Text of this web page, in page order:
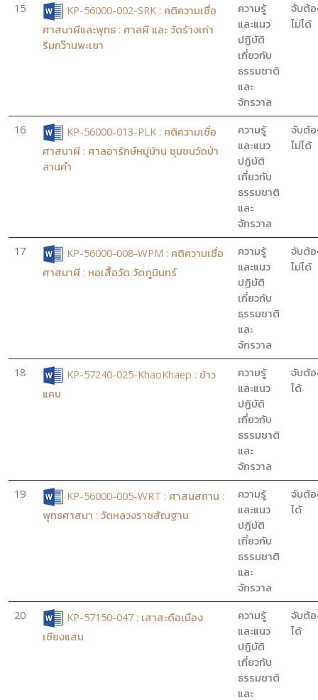
15
KP-56000-002-SRK : คติความเชื่อ
ศาสนาผีและพุทธ : ศาลผี และ วัดร้างเก่า
ริมกว๊านพะเยา
ความรู้
และแนว
ปฏิบัติ
เกี่ยวกับ
ธรรมชาติ
และ
จักรวาล
จับต้
ไม่ได้
16
KP-56000-013-PLK : คติความเชื่อ
ศาสนาผี : ศาลอารักษ์หมู่บ้าน ชุมชนวัดป่า
ลานคำ
ความรู้
และแนว
ปฏิบัติ
เกี่ยวกับ
ธรรมชาติ
และ
จักรวาล
จับต้
ไม่ได้
17
KP-56000-008-WPM : คติความเชื่อ
ศาสนาผี : หอเสื้อวัด วัดภูมินทร์
ความรู้
และแนว
ปฏิบัติ
เกี่ยวกับ
ธรรมชาติ
และ
จักรวาล
จับต้
ไม่ได้
18
KP-57240-025-KhaoKhaep : ข้าว
แคบ
ความรู้
และแนว
ปฏิบัติ
เกี่ยวกับ
ธรรมชาติ
และ
จักรวาล
จับต้
ได้
19
KP-56000-005-WRT : ศาสนสถาน :
พุทธศาสนา : วัดหลวงราชสัณฐาน
ความรู้
และแนว
ปฏิบัติ
เกี่ยวกับ
ธรรมชาติ
และ
จักรวาล
จับต้
ได้
20
KP-57150-047 : เสาสะดือเมือง
เชียงแสน
ความรู้
และแนว
ปฏิบัติ
เกี่ยวกับ
ธรรมชาติ
และ
จับต้
ได้